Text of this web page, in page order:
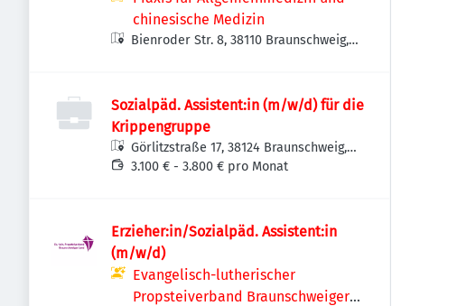
chinesische Medizin
Bienroder Str. 8, 38110 Braunschweig,
Sozialpäd. Assistent:in (m/w/d) für die
Krippengruppe
Görlitzstraße 17, 38124 Braunschweig,
Deutschland
3.100 € - 3.800 € pro Monat
Erzieher:in/Sozialpäd. Assistent:in
(m/w/d)
Evangelisch-lutherischer
Propsteiverband Braunschweiger